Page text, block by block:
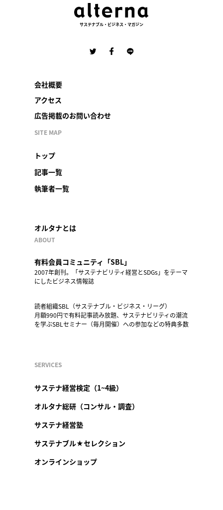
サステナブル・ビジネス・マガジン
会社概要
アクセス
広告掲載のお問い合わせ
SITE MAP
トップ
記事一覧
執筆者一覧
オルタナとは
ABOUT
有料会員コミュニティ「SBL」
2007年創刊。「サステナビリティ経営とSDGs」をテーマ
にしたビジネス情報誌
読者組織SBL（サステナブル・ビジネス・リーグ）
月額990円で有料記事読み放題、サステナビリティの潮流
を学ぶSBLセミナー（毎月開催）への参加などの特典多数
SERVICES
サステナ経営検定（1~4級）
オルタナ総研（コンサル・調査）
サステナ経営塾
サステナブル★セレクション
オンラインショップ